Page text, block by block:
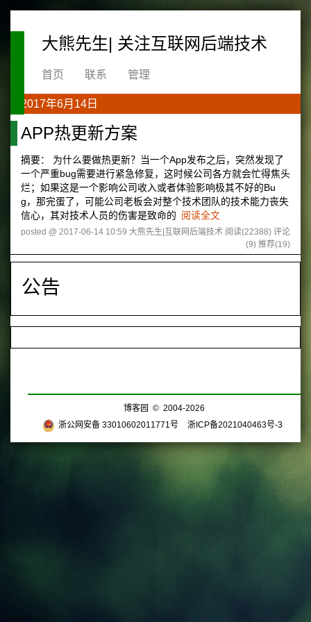
大熊先生| 关注互联网后端技术
首页 联系 管理
2017年6月14日
APP热更新方案
摘要： 为什么要做热更新？当一个App发布之后，突然发现了
一个严重bug需要进行紧急修复，这时候公司各方就会忙得焦头
烂；如果这是一个影响公司收入或者体验影响极其不好的Bu
g，那完蛋了，可能公司老板会对整个技术团队的技术能力丧失
信心，其对技术人员的伤害是致命的 阅读全文
posted @ 2017-06-14 10:59 大熊先生|互联网后端技术 阅读(22388) 评论
(9) 推荐(19)
公告
博客园 © 2004-2026
浙公网安备 33010602011771号
浙ICP备2021040463号-3